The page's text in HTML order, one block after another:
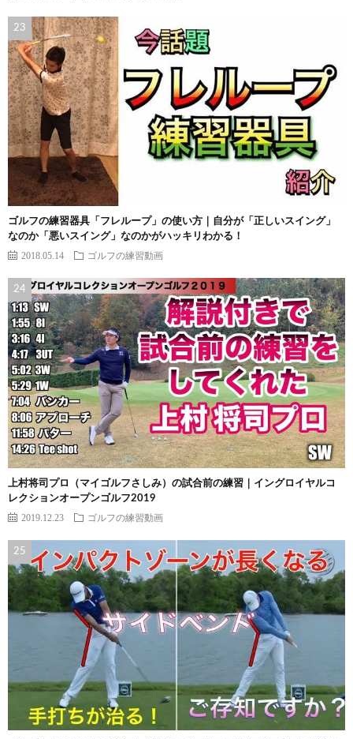
ゴルフの練習器具「フレループ」の使い方｜自分が「正しいスイング」
なのか「悪いスイング」なのかがハッキリわかる！
2018.05.14 ゴルフの練習動画
上村将司プロ（マイゴルフさしみ）の試合前の練習｜イングロイヤルコ
レクションオープンゴルフ2019
2019.12.23 ゴルフの練習動画